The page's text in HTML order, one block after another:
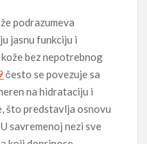
podrazumeva
jasnu funkciju i
bez nepotrebnog
često se povezuje sa
na hidrataciju i
što predstavlja osnovu
savremenoj nezi sve